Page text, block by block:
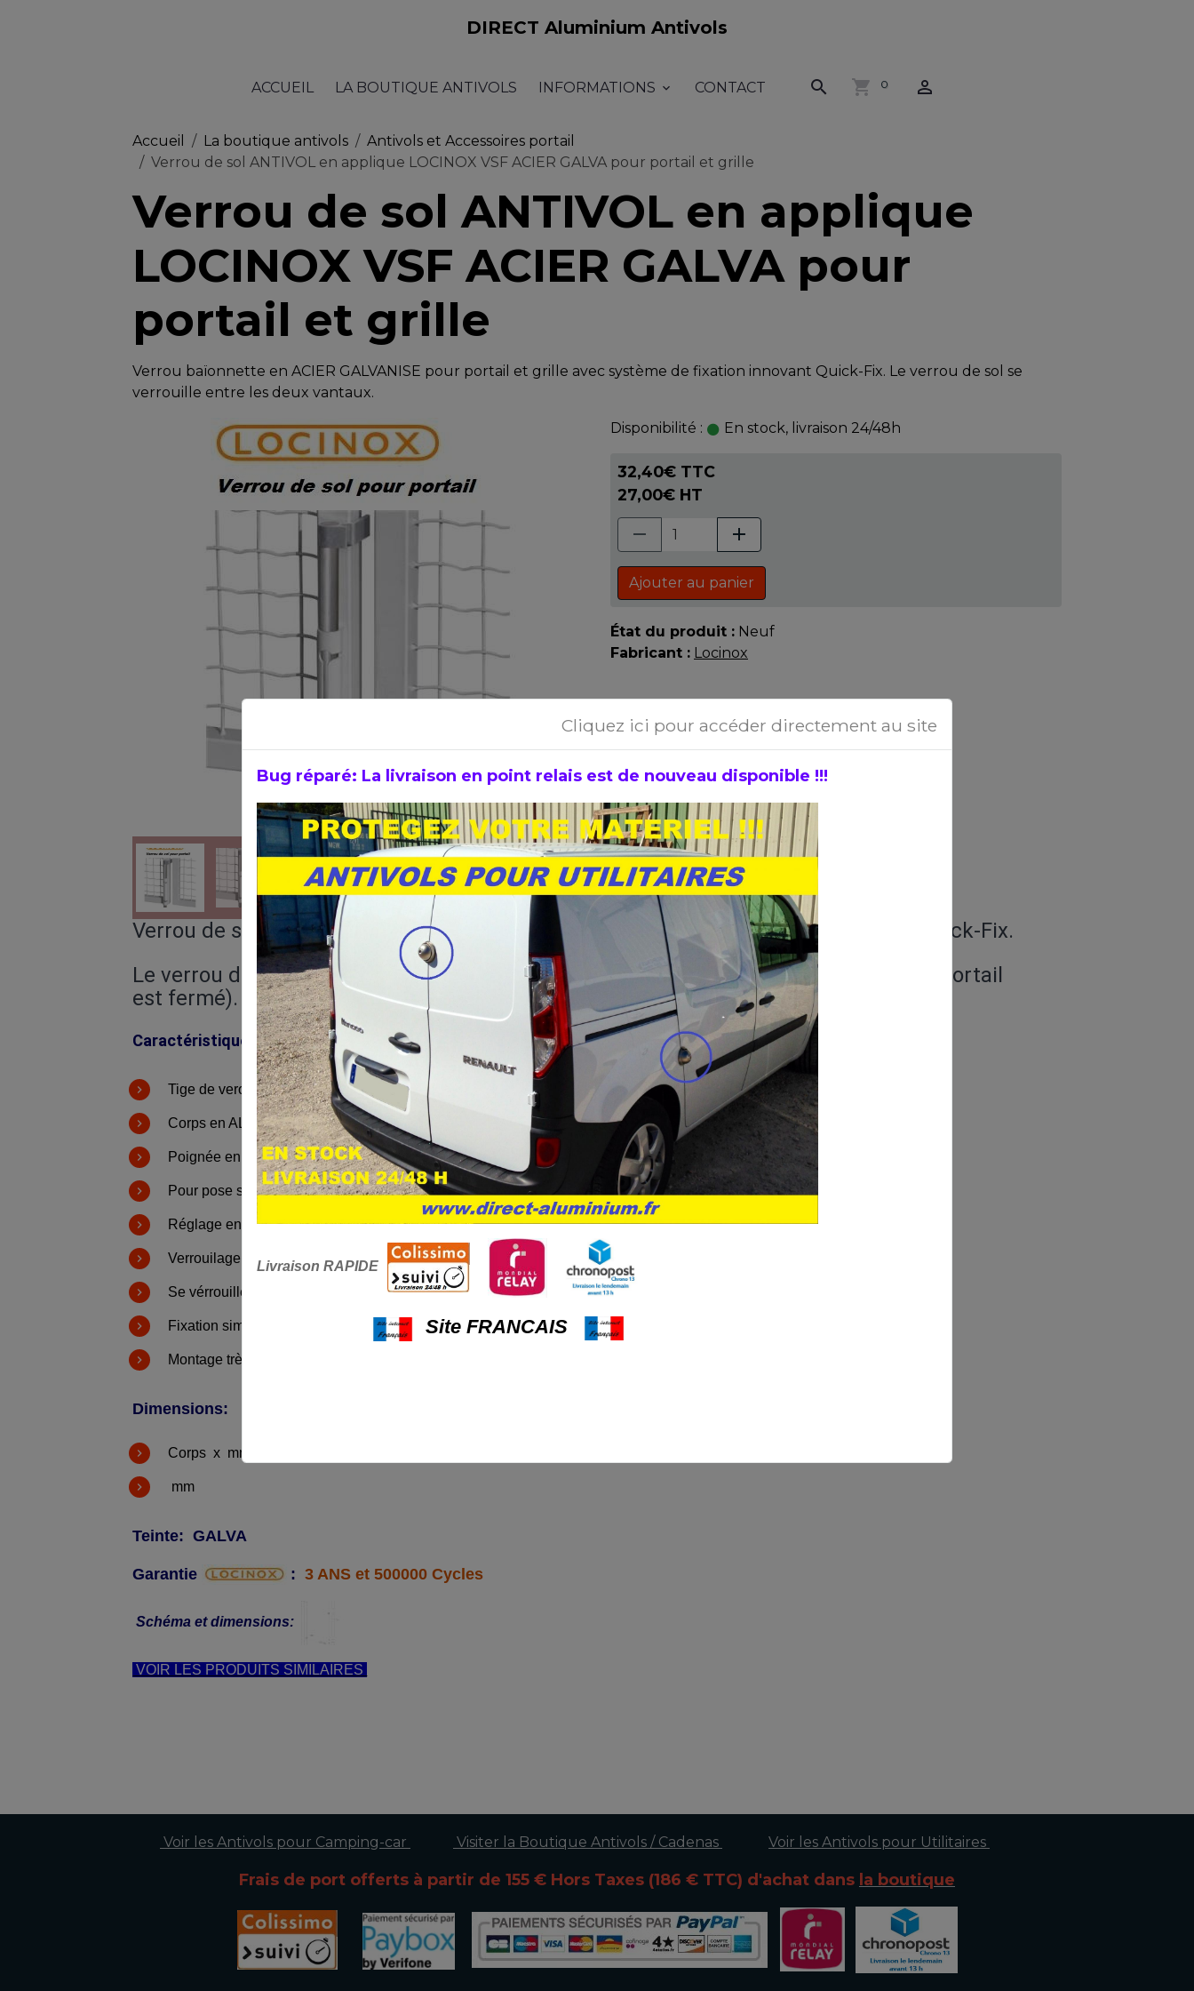
DIRECT Aluminium Antivols
ACCUEIL LA BOUTIQUE ANTIVOLS INFORMATIONS CONTACT 0
Accueil La boutique antivols
Antivols et Accessoires portail
Verrou de sol ANTIVOL en applique LOCINOX VSF ACIER GALVA pour portail et grille
Verrou de sol ANTIVOL en applique
LOCINOX VSF ACIER GALVA pour
portail et grille
Verrou baïonnette en ACIER GALVANISE pour portail et grille avec système de fixation innovant Quick-Fix. Le verrou de sol se
verrouille entre les deux vantaux.
Disponibilité : En stock, livraison 24/48h
32,40€ TTC
27,00€ HT
Ajouter au panier
État du produit : Neuf
Fabricant : Locinox
Verrou de sol LOCINOX en ACIER GALVANISE avec le système de fixation innovant Quick-Fix.
Le verrou de sol se verrouille entre les deux vantaux (ouverture impossible quant le portail
est fermé).
Caractéristiques:
Tige de verouillage en ACIER GALVANISE
Corps en ALU brut
Poignée en ALU brut
Pour pose sur profil de 40 mm ou plus
Réglage en hauteur de la tige: 100 mm
Verrouilage: 140 mm (encastrement de 140 mm dans le sol au verrouillage)
Se vérrouille entre les vantaux a la fermeture du portail
Fixation simple et rapide par Quick-Fix
Montage très facile sur portail existant
Dimensions:
Corps x mm
mm
Teinte: GALVA
Garantie :3 ANS et 500000 Cycles
Schéma et dimensions:
VOIR LES PRODUITS SIMILAIRES
Voir les Antivols pour Camping-car Visiter la Boutique Antivols / Cadenas Voir les Antivols pour Utilitaires
Frais de port offerts à partir de 155 € Hors Taxes (186 € TTC) d'achat dans la boutique
Cliquez ici pour accéder directement au site
Bug réparé: La livraison en point relais est de nouveau disponible !!!
Livraison RAPIDE
Site FRANCAIS